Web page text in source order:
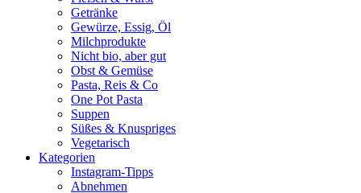
Getränke
Gewürze, Essig, Öl
Milchprodukte
Nicht bio, aber gut
Obst & Gemüse
Pasta, Reis & Co
One Pot Pasta
Suppen
Süßes & Knuspriges
Vegetarisch
Kategorien
Instagram-Tipps
Abnehmen